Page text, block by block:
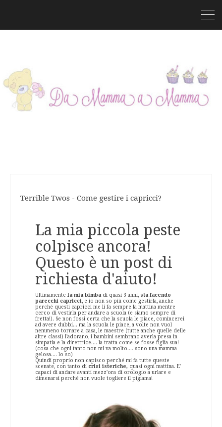
Terrible Twos - Come gestire i capricci?
La mia piccola peste
colpisce ancora!
Questo è un post di
richiesta d'aiuto!
Ultimamente la mia bimba di quasi 3 anni, sta facendo
parecchi capricci , e io non so più come gestirla, anche
perché questi capricci me li fa sempre la mattina mentre
cerco di vestirla per andare a scuola (e siamo sempre di
fretta!). Se non fossi certa che la scuola le piace, comincerei
ad avere dubbi... ma la scuola le piace, a volte non vuol
nemmeno tornare a casa, le maestre (tutte anche quelle delle
altre classi) l'adorano, i bambini sembrano averla presa in
simpatia e la direttrice.... la tratta come se fosse figlia sua!
(cosa che ogni tanto non mi va molto.... sono una mamma
gelosa.... lo so)
Quindi proprio non capisco perché mi fa tutte queste
scenate, con tanto di crisi isteriche, quasi ogni mattina. E'
capaci di andare avanti mezz'ora di orologio a urlare e
dimenarsi perché non vuole togliere il pigiama!